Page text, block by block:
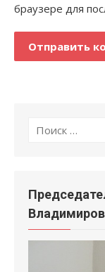
браузере для
Поиск